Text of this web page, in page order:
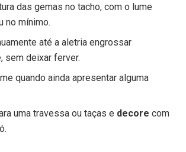
das gemas no tacho, com o lume
no mínimo.
até a aletria engrossar
sem deixar ferver.
quando ainda apresentar alguma
uma travessa ou taças e decore com